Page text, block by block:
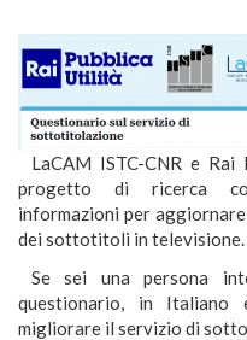
LaCAM ISTC-CNR e
progetto di ricerca
informazioni per
dei sottotitoli in televisione.
Se sei una persona
questionario, in Italiano
migliorare il servizio di